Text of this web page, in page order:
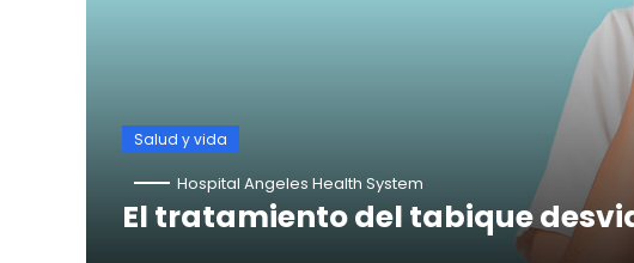
Salud y vida
Hospital Angeles Health System
El tratamiento del tabique